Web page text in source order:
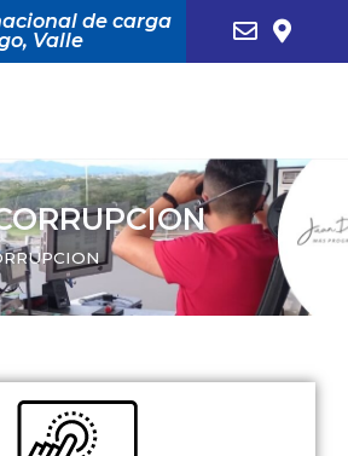
de carga
Valle